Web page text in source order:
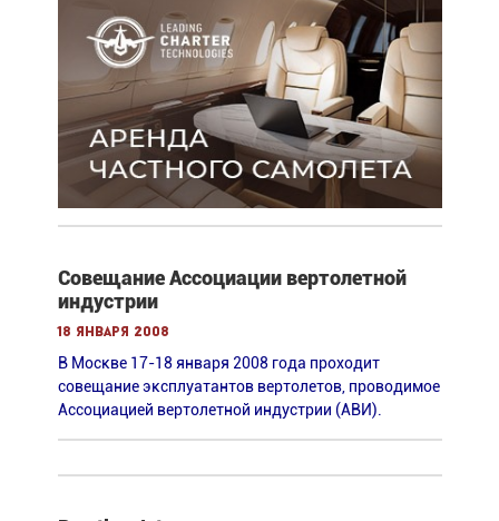
Совещание Ассоциации вертолетной
индустрии
18 января 2008
В Москве 17-18 января 2008 года проходит
совещание эксплуатантов вертолетов, проводимое
Ассоциацией вертолетной индустрии (АВИ).